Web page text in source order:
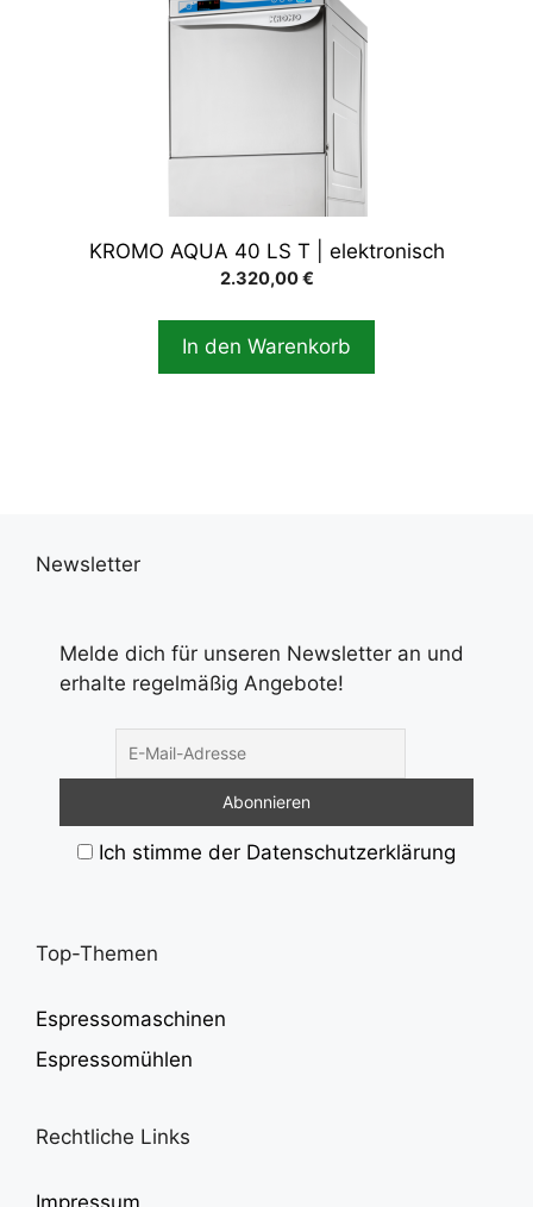
KROMO AQUA 40 LS T | elektronisch
2.320,00€
In den Warenkorb
Newsletter
Melde dich für unseren Newsletter an und
erhalte regelmäßig Angebote!
Ich stimme der Datenschutzerklärung
Top-Themen
Espressomaschinen
Espressomühlen
Rechtliche Links
Impressum